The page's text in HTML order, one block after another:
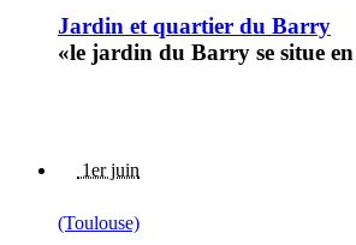
Jardin et quartier du Barry
«le jardin du Barry se situe
1er juin
(Toulouse)